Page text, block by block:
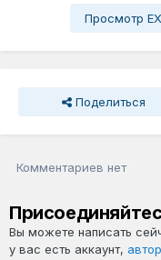
Просмотр
Поделиться
Комментариев нет
Вы можете написать
у вас есть аккаунт,